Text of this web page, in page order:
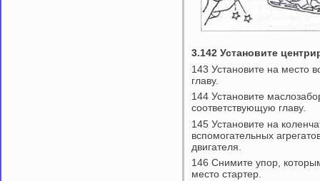
3.142 Установите
143 Установите на место
главу.
144 Установите
соответствующую главу.
145 Установите на
вспомогательных
двигателя.
146 Снимите упор,
место стартер.